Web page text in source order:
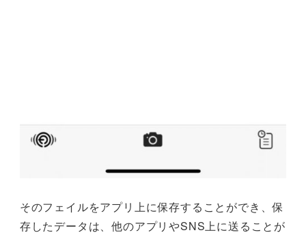
そのフェイルをアプリ上に保存することができ、保
存したデータは、他のアプリやSNS上に送ることが